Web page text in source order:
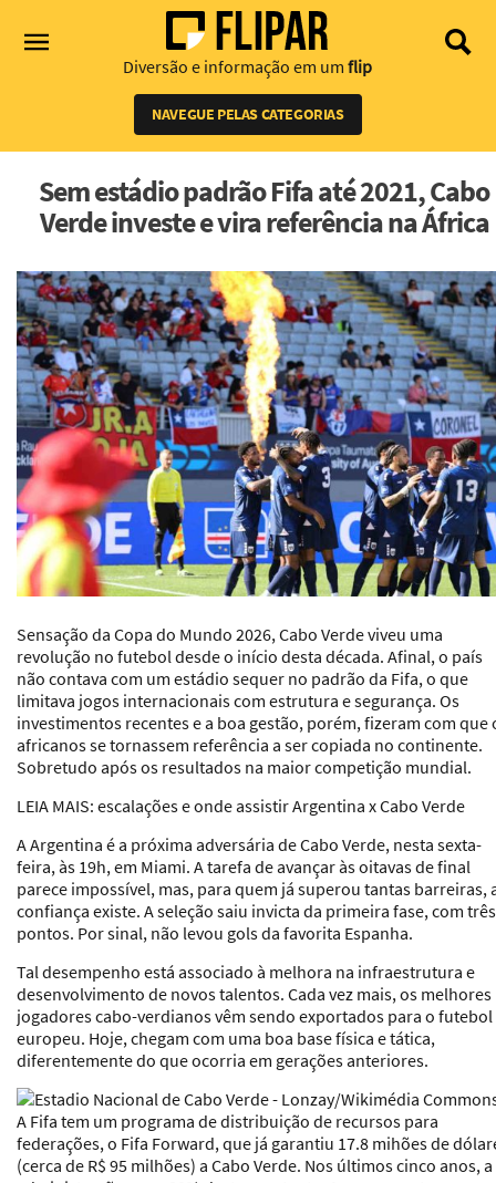
Diversão e informação em um flip
NAVEGUE PELAS CATEGORIAS
Sem estádio padrão Fifa até 2021, Cabo
Verde investe e vira referência na África
Sensação da Copa do Mundo 2026, Cabo Verde viveu uma
revolução no futebol desde o início desta década. Afinal, o país
não contava com um estádio sequer no padrão da Fifa, o que
limitava jogos internacionais com estrutura e segurança. Os
investimentos recentes e a boa gestão, porém, fizeram com que
africanos se tornassem referência a ser copiada no continente.
Sobretudo após os resultados na maior competição mundial.
LEIA MAIS: escalações e onde assistir Argentina x Cabo Verde
A Argentina é a próxima adversária de Cabo Verde, nesta sexta-
feira, às 19h, em Miami. A tarefa de avançar às oitavas de final
parece impossível, mas, para quem já superou tantas barreiras,
confiança existe. A seleção saiu invicta da primeira fase, com três
pontos. Por sinal, não levou gols da favorita Espanha.
Tal desempenho está associado à melhora na infraestrutura e
desenvolvimento de novos talentos. Cada vez mais, os melhores
jogadores cabo-verdianos vêm sendo exportados para o futebol
europeu. Hoje, chegam com uma boa base física e tática,
diferentemente do que ocorria em gerações anteriores.
A Fifa tem um programa de distribuição de recursos para
federações, o Fifa Forward, que já garantiu 17.8 mihões de
(cerca de R$ 95 milhões) a Cabo Verde. Nos últimos cinco anos, a